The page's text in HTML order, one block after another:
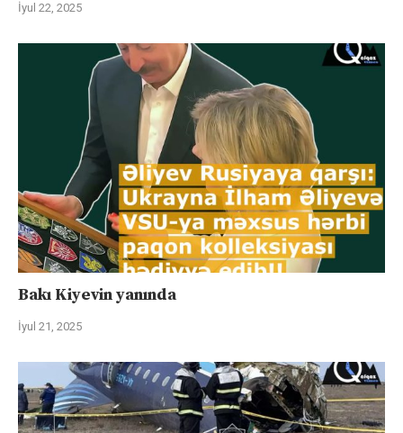
İyul 22, 2025
Bakı Kiyevin yanında
İyul 21, 2025